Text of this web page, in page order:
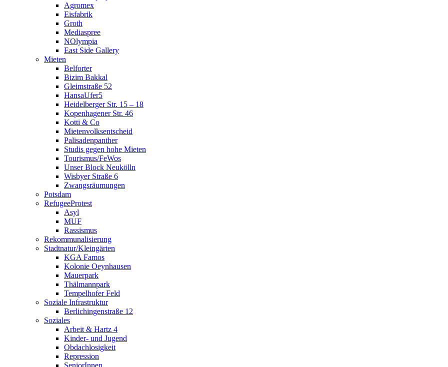
Agromex
Eisfabrik
Groth
Mediaspree
NOlympia
East Side Gallery
Mieten
Belforter
Bizim Bakkal
Gleimstraße 52
HansaUfer5
Heidelberger Str. 15 – 18
Kopenhagener Str. 46
Kotti & Co
Mietenvolksentscheid
Palisadenpanther
Studis gegen hohe Mieten
Tourismus/FeWos
Unser Block Neukölln
Wisbyer Straße 6
Zwangsräumungen
Potsdam
RefugeeProtest
Asyl
MUF
Rassismus
Rekommunalisierung
Stadtnatur/Kleingärten
KGA Famos
Kolonie Oeynhausen
Mauerpark
Thälmannpark
Tempelhofer Feld
Soziale Infrastruktur
Berlichingenstraße 12
Soziales
Arbeit & Hartz 4
Kinder- und Jugend
Obdachlosigkeit
Repression
SeniorInnen